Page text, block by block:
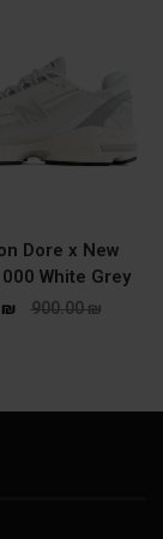
Dore x New
White Grey
900.00₪
₪